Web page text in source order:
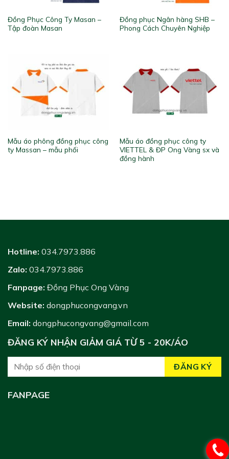
Đồng Phục Công Ty Masan –
Tập đoàn Masan
Đồng phục Ngân hàng SHB –
Phong Cách Chuyên Nghiệp
Mẫu áo phông đồng phục công
ty Massan – mẫu phối
Mẫu áo đồng phục công ty
VIETTEL & ĐP Ong Vàng sx và
đồng hành
Hotline: 034.7973.886
Zalo: 034.7973.886
Fanpage: Đồng Phục Ong Vàng
Website: dongphucongvang.vn
Email: dongphucongvang@gmail.com
ĐĂNG KÝ NHẬN GIẢM GIÁ TỪ 5 - 20K/ÁO
FANPAGE